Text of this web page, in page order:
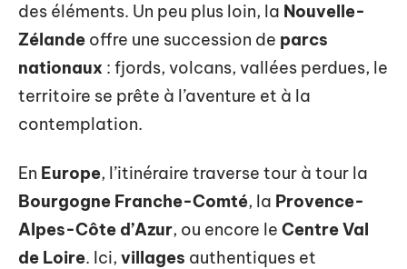
des éléments. Un peu plus loin, la Nouvelle-
Zélande offre une succession de parcs
nationaux : fjords, volcans, vallées perdues, le
territoire se prête à l’aventure et à la
contemplation.
En Europe, l’itinéraire traverse tour à tour la
Bourgogne Franche-Comté, la Provence-
Alpes-Côte d’Azur, ou encore le Centre Val
de Loire. Ici, villages authentiques et